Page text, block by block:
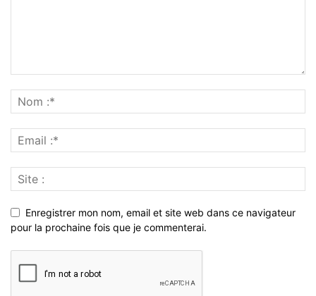
Enregistrer mon nom, email et site web dans ce navigateur
pour la prochaine fois que je commenterai.